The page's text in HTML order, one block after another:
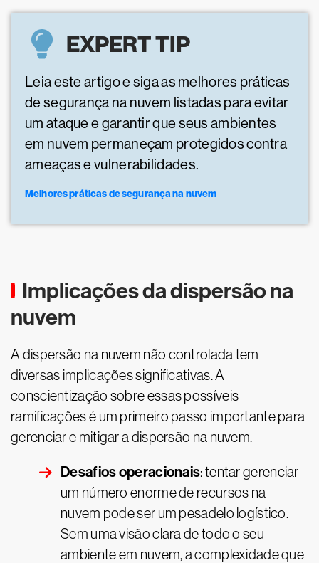
EXPERT TIP
Leia este artigo e siga as melhores práticas
de segurança na nuvem listadas para evitar
um ataque e garantir que seus ambientes
em nuvem permaneçam protegidos contra
ameaças e vulnerabilidades.
Melhores práticas de segurança na nuvem
Implicações da dispersão na
nuvem
A dispersão na nuvem não controlada tem
diversas implicações significativas. A
conscientização sobre essas possíveis
ramificações é um primeiro passo importante para
gerenciar e mitigar a dispersão na nuvem.
Desafios operacionais: tentar gerenciar
um número enorme de recursos na
nuvem pode ser um pesadelo logístico.
Sem uma visão clara de todo o seu
ambiente em nuvem, a complexidade que